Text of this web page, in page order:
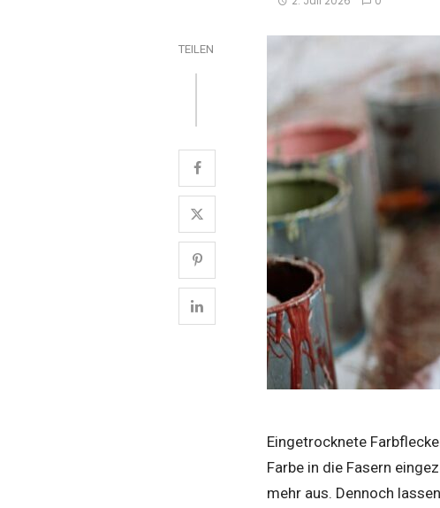
TEILEN
Eingetrocknete
Farbe in die Fasern
mehr aus. Dennoch